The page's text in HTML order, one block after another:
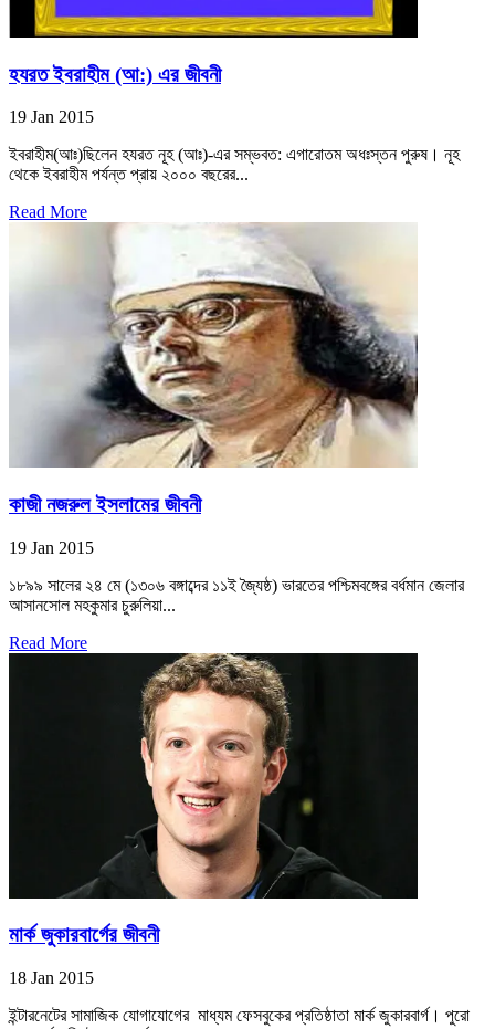
হযরত ইবরাহীম (আ:) এর জীবনী
19 Jan 2015
ইবরাহীম(আঃ)ছিলেন হযরত নূহ (আঃ)-এর সম্ভবত: এগারোতম অধঃস্তন পুরুষ। নূহ
থেকে ইবরাহীম পর্যন্ত প্রায় ২০০০ বছরের...
Read More
কাজী নজরুল ইসলামের জীবনী
19 Jan 2015
১৮৯৯ সালের ২৪ মে (১৩০৬ বঙ্গাব্দের ১১ই জ্যৈষ্ঠ) ভারতের পশ্চিমবঙ্গের বর্ধমান জেলার
আসানসোল মহকুমার চুরুলিয়া...
Read More
মার্ক জুকারবার্গের জীবনী
18 Jan 2015
ইন্টারনেটের সামাজিক যোগাযোগের মাধ্যম ফেসবুকের প্রতিষ্ঠাতা মার্ক জুকারবার্গ। পুরো